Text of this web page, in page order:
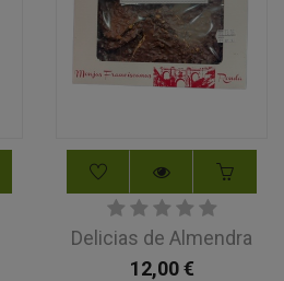
Delicias de Almendra
12,00€